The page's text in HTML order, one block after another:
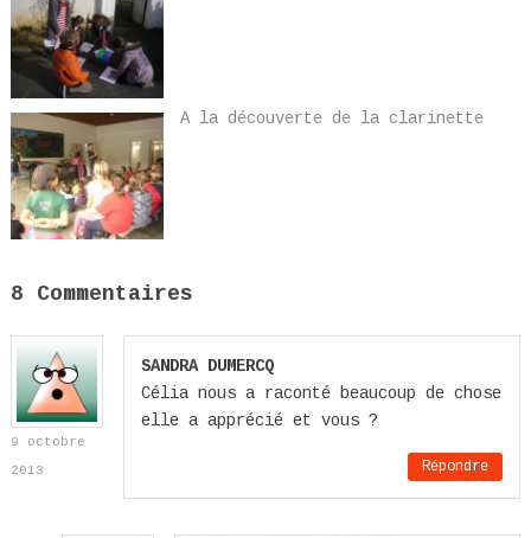
A la découverte de la clarinette
8 Commentaires
9 octobre
2013
SANDRA DUMERCQ
Célia nous a raconté beaucoup de chose
elle a apprécié et vous ?
Répondre